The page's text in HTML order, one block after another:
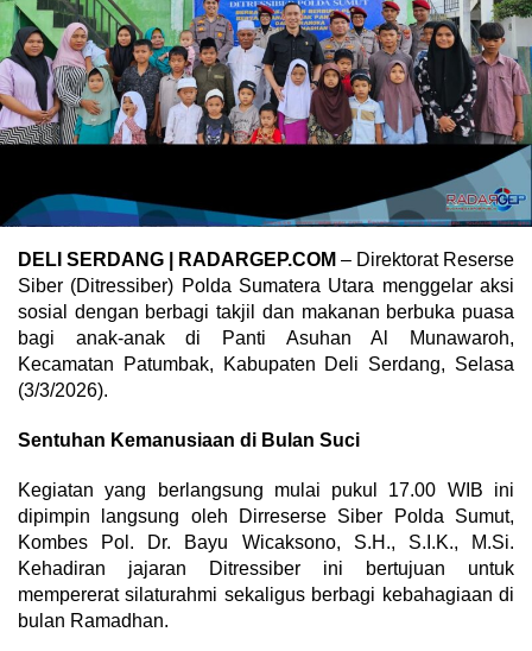
DELI SERDANG | RADARGEP.COM – Direktorat Reserse
Siber (Ditressiber) Polda Sumatera Utara menggelar aksi
sosial dengan berbagi takjil dan makanan berbuka puasa
bagi anak-anak di Panti Asuhan Al Munawaroh,
Kecamatan Patumbak, Kabupaten Deli Serdang, Selasa
(3/3/2026).
Sentuhan Kemanusiaan di Bulan Suci
Kegiatan yang berlangsung mulai pukul 17.00 WIB ini
dipimpin langsung oleh Dirreserse Siber Polda Sumut,
Kombes Pol. Dr. Bayu Wicaksono, S.H., S.I.K., M.Si.
Kehadiran jajaran Ditressiber ini bertujuan untuk
mempererat silaturahmi sekaligus berbagi kebahagiaan di
bulan Ramadhan.